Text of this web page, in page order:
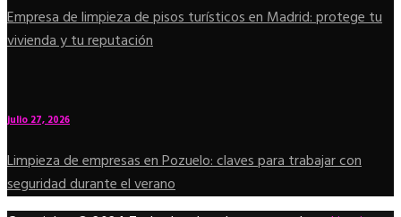
Empresa de limpieza de pisos turísticos en Madrid: protege tu
vivienda y tu reputación
julio 27, 2026
Limpieza de empresas en Pozuelo: claves para trabajar con
seguridad durante el verano